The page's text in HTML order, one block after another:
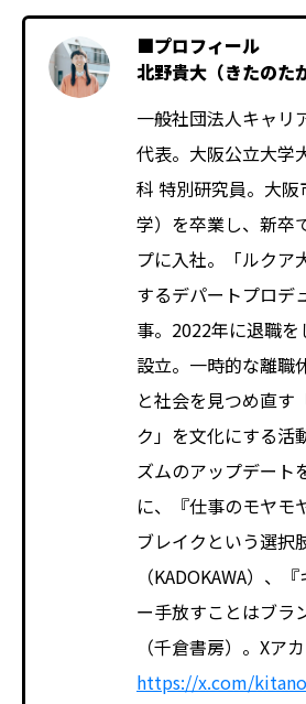
■プロフィール
北野貴大（きたのた
一般社団法人キャリ
代表。大阪公立大学
科 特別研究員。大
学）を卒業し、新卒
プに入社。「ルクア
するデパートプロデ
事。2022年に退職
設立。一時的な離職
と社会を見つめ直す
ク」を文化にする活
ズムのアップデート
に、『仕事のモヤモ
ブレイクという選択
（KADOKAWA）、
ー手放すことはブラ
（千倉書房）。Xア
https://x.com/